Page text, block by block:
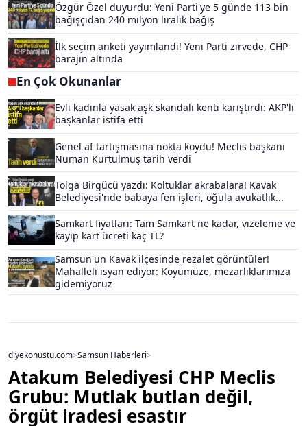
Özgür Özel duyurdu: Yeni Parti'ye 5 günde 113 bin
bağışçıdan 240 milyon liralık bağış
İlk seçim anketi yayımlandı! Yeni Parti zirvede, CHP
barajın altında
En Çok Okunanlar
Evli kadınla yasak aşk skandalı kenti karıştırdı: AKP'li
başkanlar istifa etti
Genel af tartışmasına nokta koydu! Meclis başkanı
Numan Kurtulmuş tarih verdi
Tolga Birgücü yazdı: Koltuklar akrabalara! Kavak
Belediyesi'nde babaya fen işleri, oğula avukatlık...
Samkart fiyatları: Tam Samkart ne kadar, vizeleme ve
kayıp kart ücreti kaç TL?
Samsun'un Kavak ilçesinde rezalet görüntüler!
Mahalleli isyan ediyor: Köyümüze, mezarlıklarımıza
gidemiyoruz
diyekonustu.com>Samsun Haberleri>
Atakum Belediyesi CHP Meclis
Grubu: Mutlak butlan değil,
örgüt iradesi esastır